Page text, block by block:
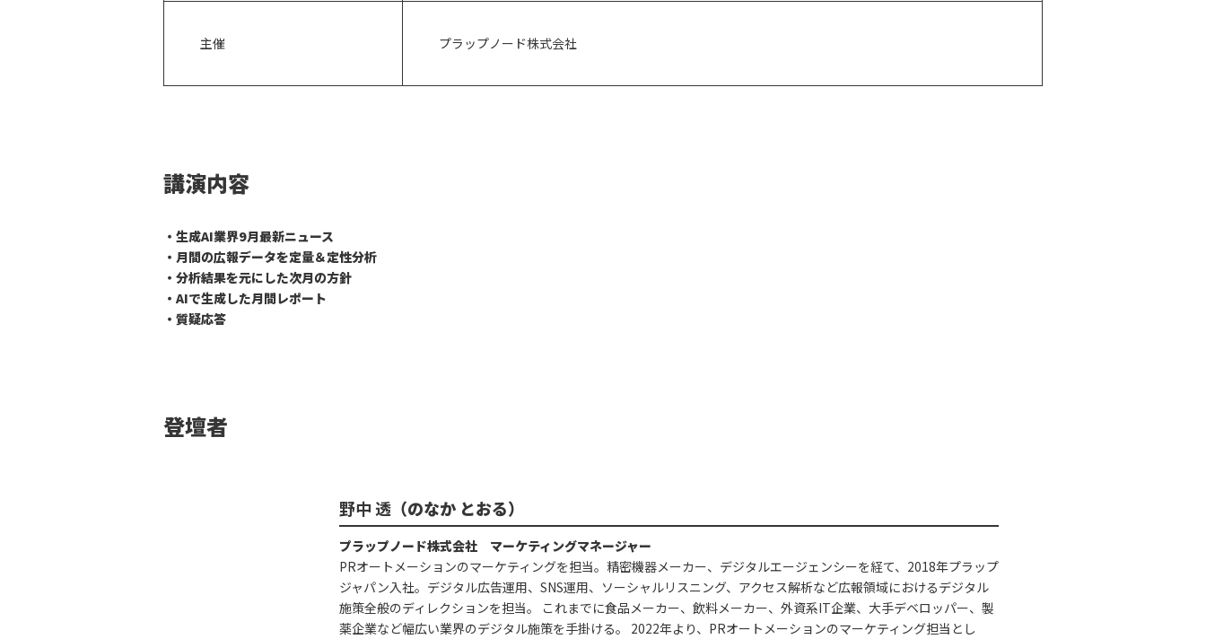
主催 プラップノード株式会社
講演内容
・生成AI業界9月最新ニュース
・月間の広報データを定量＆定性分析
・分析結果を元にした次月の方針
・AIで生成した月間レポート
・質疑応答
登壇者
野中 透 （のなか とおる）
プラップノード株式会社 マーケティングマネージャー
PRオートメーションのマーケティングを担当。精密機器メーカー、デジタルエージェンシーを経て、2018年プラップ
ジャパン入社。デジタル広告運用、SNS運用、ソーシャルリスニング、アクセス解析など広報領域におけるデジタル
施策全般のディレクションを担当。 これまでに食品メーカー、飲料メーカー、外資系IT企業、大手デベロッパー、製
薬企業など幅広い業界のデジタル施策を手掛ける。 2022年より、PRオートメーションのマーケティング担当とし